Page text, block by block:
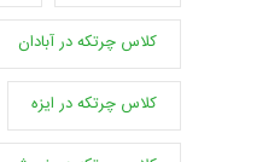
کلاس چرتکه در آبادان
کلاس چرتکه در ایزه